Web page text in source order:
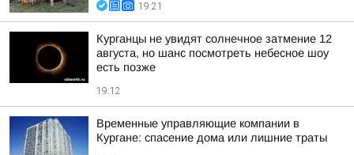
19:21
Курганцы не увидят солнечное затмение 12
августа, но шанс посмотреть небесное шоу
есть позже
19:12
Временные управляющие компании в
Кургане: спасение дома или лишние траты